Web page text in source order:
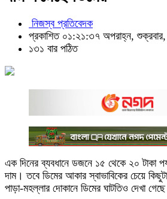
নিজস্ব প্রতিবেদক
প্রকাশিত ০১:২১:৩৭ অপরাহ্ন,
১৩১ বার পঠিত
এক দিনের ব্যবধানে ডজনে ১৫ থেকে ২০ টাকা
দাম। তবে ডিমের আকার স্বাভাবিকের চেয়ে
পাড়া-মহল্লার দোকানে ডিমের ঘাটতিও দেখা